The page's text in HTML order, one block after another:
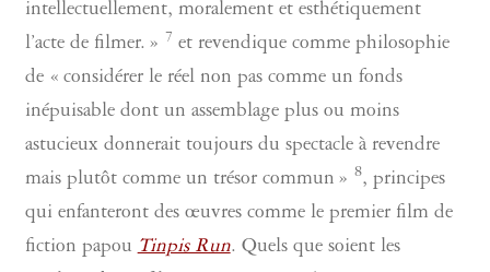
intellectuellement, moralement et esthétiquement
l’acte de filmer. »
7 et revendique comme philosophie
de « considérer le réel non pas comme un fonds
inépuisable dont un assemblage plus ou moins
astucieux donnerait toujours du spectacle à revendre
mais plutôt comme un trésor commun » 8, principes
qui enfanteront des œuvres comme le premier film de
fiction papouTinpis Run. Quels que soient les